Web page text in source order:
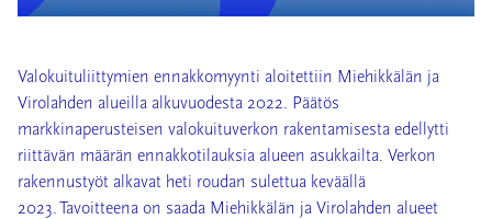
Valokuituliittymien ennakkomyynti aloitettiin Miehikkälän ja
Virolahden alueilla alkuvuodesta 2022. Päätös
markkinaperusteisen valokuituverkon rakentamisesta edellytti
riittävän määrän ennakkotilauksia alueen asukkailta. Verkon
rakennustyöt alkavat heti roudan sulettua keväällä
2023. Tavoitteena on saada Miehikkälän ja Virolahden alueet